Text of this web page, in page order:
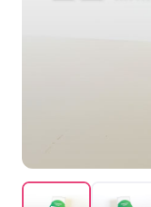
Promotion &
Décor îlot,